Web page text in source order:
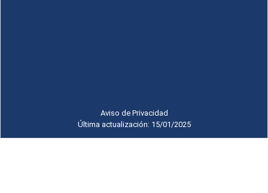
Aviso de Privacidad
Última actualización: 15/01/2025